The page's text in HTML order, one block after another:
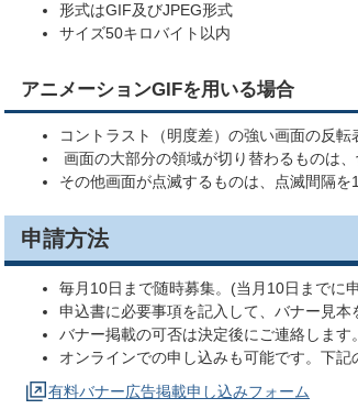
形式はGIF及びJPEG形式
サイズ50キロバイト以内
アニメーションGIFを用いる場合
コントラスト（明度差）の強い画面の反転
画面の大部分の領域が切り替わるものは
その他画面が点滅するものは、点滅間隔を
申請方法
毎月10日まで随時募集。(当月10日までに
申込書に必要事項を記入して、バナー見本
バナー掲載の可否は決定後にご連絡します。
オンラインでの申し込みも可能です。下記
有料バナー広告掲載申し込みフォーム